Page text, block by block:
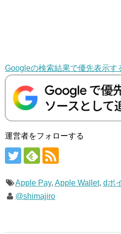
Googleの検索結果で優先表示す
運営者をフォローする
Apple Pay, Apple Wallet, dポ
@shimajiro